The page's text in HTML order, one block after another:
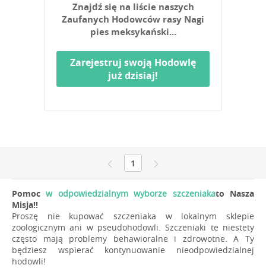
Znajdź się na liście naszych
Zaufanych Hodowców rasy Nagi
pies meksykański...
Zarejestruj swoją Hodowlę
już dzisiaj!
1
Pomoc w odpowiedzialnym wyborze szczeniakato Nasza
Misja!!
Proszę nie kupować szczeniaka w lokalnym sklepie
zoologicznym ani w pseudohodowli. Szczeniaki te niestety
często mają problemy behawioralne i zdrowotne. A Ty
będziesz wspierać kontynuowanie nieodpowiedzialnej
hodowli!